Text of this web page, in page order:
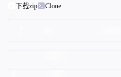
下载zip
Clone